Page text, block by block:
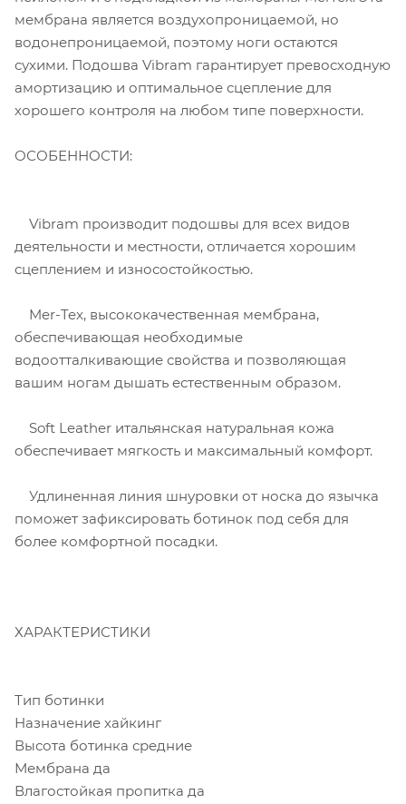
мембрана является воздухопроницаемой, но
водонепроницаемой, поэтому ноги остаются
сухими. Подошва Vibram гарантирует превосходную
амортизацию и оптимальное сцепление для
хорошего контроля на любом типе поверхности.
ОСОБЕННОСТИ:
Vibram производит подошвы для всех видов
деятельности и местности, отличается хорошим
сцеплением и износостойкостью.
Mer-Tex, высококачественная мембрана,
обеспечивающая необходимые
водоотталкивающие свойства и позволяющая
вашим ногам дышать естественным образом.
Soft Leather итальянская натуральная кожа
обеспечивает мягкость и максимальный комфорт.
Удлиненная линия шнуровки от носка до язычка
поможет зафиксировать ботинок под себя для
более комфортной посадки.
ХАРАКТЕРИСТИКИ
Тип ботинки
Назначение хайкинг
Высота ботинка средние
Мембрана да
Влагостойкая пропитка да